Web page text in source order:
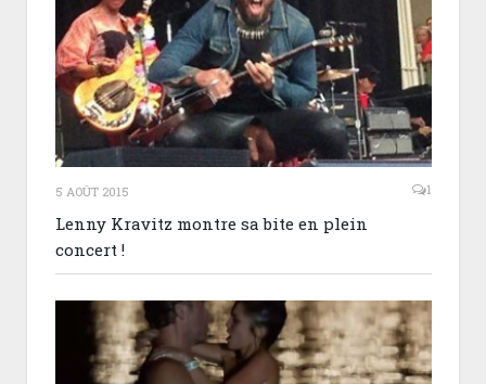
5 AOÛT 2015 1
Lenny Kravitz montre sa bite en plein
concert !